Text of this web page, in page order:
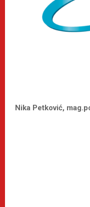
Nika Petković,